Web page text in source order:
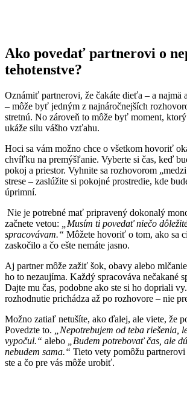
Ako povedať partnerovi o
tehotenstve?
Oznámiť partnerovi, že čakáte dieťa – a najmä
– môže byť jedným z najnáročnejších
stretnú. No zároveň to môže byť moment,
ukáže silu vášho vzťahu.
Hoci sa vám možno chce o všetkom hovoriť
chvíľku na premýšľanie. Vyberte si čas, keď
pokoj a priestor. Vyhnite sa rozhovorom
strese – zaslúžite si pokojné prostredie, kde
úprimní.
Nie je potrebné mať pripravený dokonalý
začnete vetou:
„Musím ti povedať niečo
spracovávam.“ Môžete hovoriť o tom, ako sa
zaskočilo a čo ešte nemáte jasno.
Aj partner môže zažiť šok, obavy alebo
ho to nezaujíma. Každý spracováva nečakané
Dajte mu čas, podobne ako ste si ho dopriali
rozhodnutie prichádza až po rozhovore – nie
Možno zatiaľ netušíte, ako ďalej, ale viete, že
Povedzte to.
„Nepotrebujem od teba riešenia,
vypočul.“ alebo
„Budem potrebovať čas, ale
nebudem sama.“ Tieto vety pomôžu
ste a čo pre vás môže urobiť.